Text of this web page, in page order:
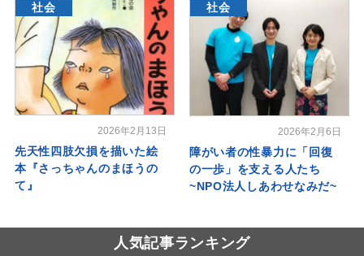
社会
2026年2月13日
先天性四肢欠損を描いた絵
本『さっちゃんのまほうの
て』
社会
2026年2月6日
障がい者の性暴力に「回復
の一歩」を支える人たち
~NPO法人しあわせなみだ~
人気記事ランキング